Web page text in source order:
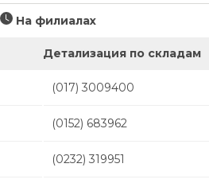
На филиалах
Детализация по складам
(017) 3009400
(0152) 683962
(0232) 319951